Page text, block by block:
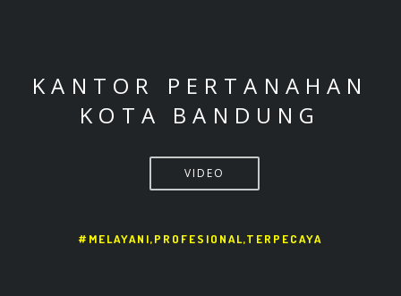
KANTOR PERTANAHAN
KOTA BANDUNG
VIDEO
#MELAYANI,PROFESIONAL,TERPECAYA